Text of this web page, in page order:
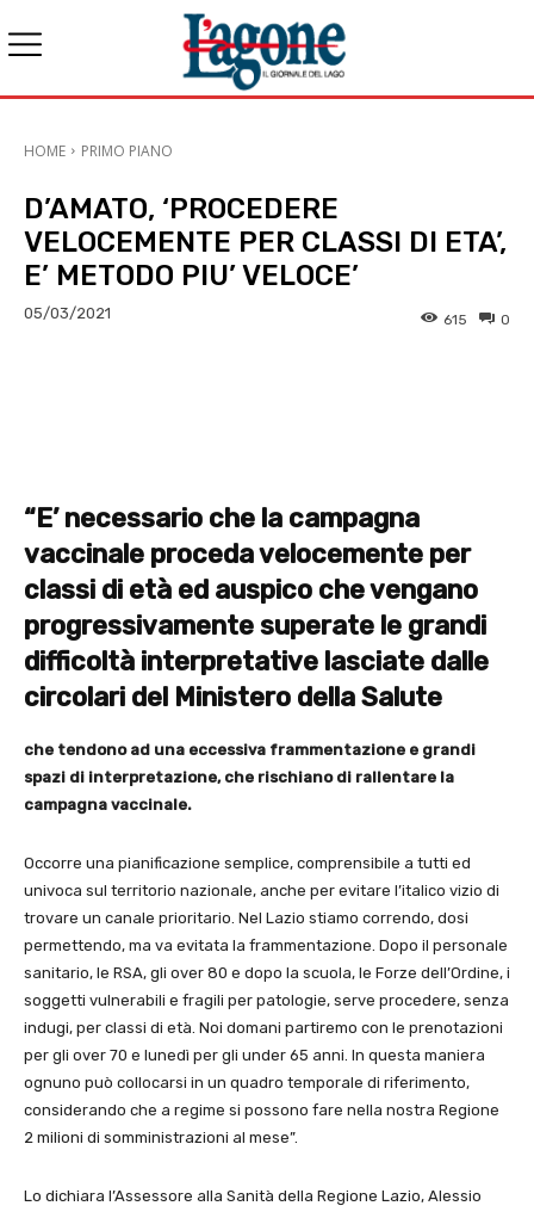
HOME PRIMO PIANO
D’AMATO, ‘PROCEDERE
VELOCEMENTE PER CLASSI DI ETA’,
E’ METODO PIU’ VELOCE’
05/03/2021 0
615
“E’ necessario che la campagna
vaccinale proceda velocemente per
classi di età ed auspico che vengano
progressivamente superate le grandi
difficoltà interpretative lasciate dalle
circolari del Ministero della Salute
che tendono ad una eccessiva frammentazione e grandi
spazi di interpretazione, che rischiano di rallentare la
campagna vaccinale.
Occorre una pianificazione semplice, comprensibile a tutti ed
univoca sul territorio nazionale, anche per evitare l’italico vizio di
trovare un canale prioritario. Nel Lazio stiamo correndo, dosi
permettendo, ma va evitata la frammentazione. Dopo il personale
sanitario, le RSA, gli over 80 e dopo la scuola, le Forze dell’Ordine, i
soggetti vulnerabili e fragili per patologie, serve procedere, senza
indugi, per classi di età. Noi domani partiremo con le prenotazioni
per gli over 70 e lunedì per gli under 65 anni. In questa maniera
ognuno può collocarsi in un quadro temporale di riferimento,
considerando che a regime si possono fare nella nostra Regione
2 milioni di somministrazioni al mese”.
Lo dichiara l’Assessore alla Sanità della Regione Lazio, Alessio